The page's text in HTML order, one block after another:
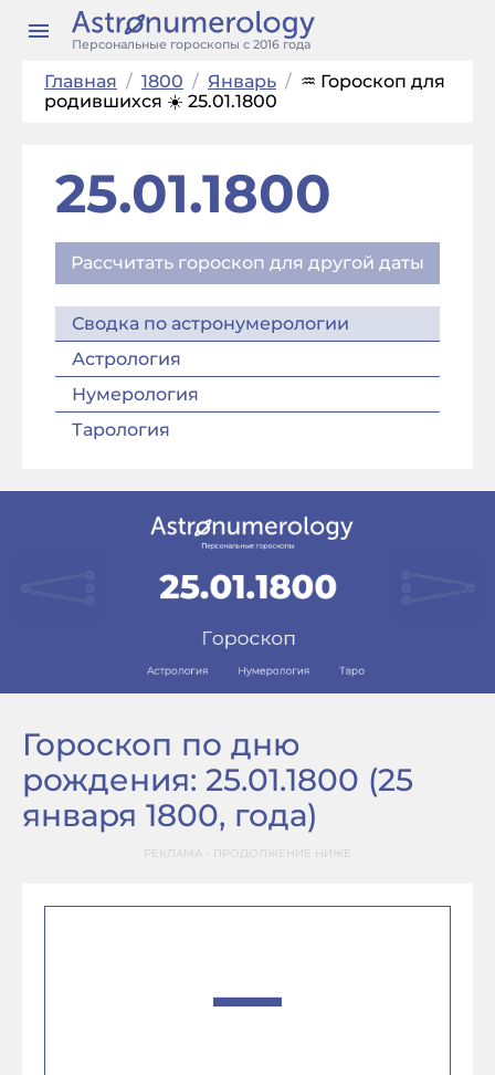
Персональные гороскопы с 2016 года
Главная / 1800 / Январь / ♒ Гороскоп для
родившихся ☀️ 25.01.1800
25.01.1800
Рассчитать гороскоп для другой даты
Сводка по астронумерологии
Астрология
Нумерология
Тарология
Гороскоп по дню
рождения: 25.01.1800 (25
января 1800, года)
РЕКЛАМА - ПРОДОЛЖЕНИЕ НИЖЕ
–